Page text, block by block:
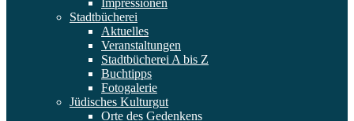
Impressionen
Stadtbücherei
Aktuelles
Veranstaltungen
Stadtbücherei A bis Z
Buchtipps
Fotogalerie
Jüdisches Kulturgut
Orte des Gedenkens